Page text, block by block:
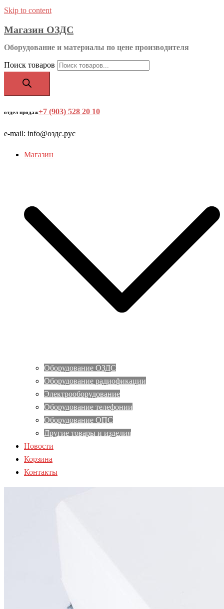
Skip to content
Магазин ОЗДС
Оборудование и материалы по цене производителя
Поиск товаров
отдел продаж+7 (903) 528 20 10
e-mail: info@оздс.рус
Магазин
Оборудование ОЗДС
Оборудование радиофикации
Электрооборудование
Оборудование телефонии
Оборудование ОПС
Другие товары и изделия
Новости
Корзина
Контакты